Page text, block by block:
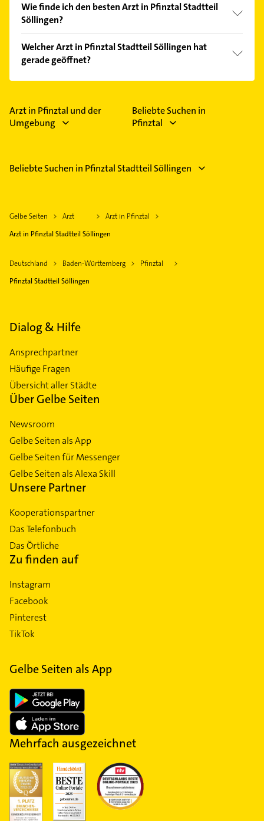
Wie finde ich den besten Arzt in Pfinztal Stadtteil
Söllingen?
Kundenmeinungen und profitieren Sie von den
Empfehlungen. Die Suchergebnisse können Sie sich
einfach nachBewertungensortiert anzeigen lassen.
Welcher Arzt in Pfinztal Stadtteil Söllingen hat
gerade geöffnet?
Im Anbieter-Bereich finden Sie alleÖffnungszeiten.
Feiertagen abweichen können.
Arzt in Pfinztal und der
Umgebung
Beliebte Suchen in
Pfinztal
Beliebte Suchen in Pfinztal Stadtteil Söllingen
Gelbe Seiten Arzt
Arzt in Pfinztal
Arzt in Pfinztal Stadtteil Söllingen
Deutschland Baden-Württemberg
Pfinztal
Pfinztal Stadtteil Söllingen
Dialog & Hilfe
Ansprechpartner
Häufige Fragen
Übersicht aller Städte
Über Gelbe Seiten
Newsroom
Gelbe Seiten als App
Gelbe Seiten für Messenger
Gelbe Seiten als Alexa Skill
Unsere Partner
Kooperationspartner
Das Telefonbuch
Das Örtliche
Zu finden auf
Instagram
Facebook
Pinterest
TikTok
Gelbe Seiten als App
Mehrfach ausgezeichnet